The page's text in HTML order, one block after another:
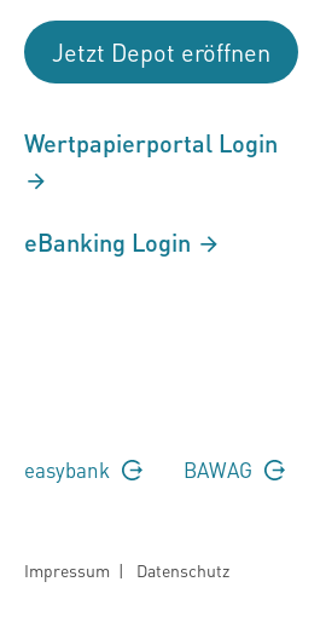
Jetzt Depot eröffnen
Wertpapierportal Login
eBanking Login
easybank BAWAG
Impressum | Datenschutz